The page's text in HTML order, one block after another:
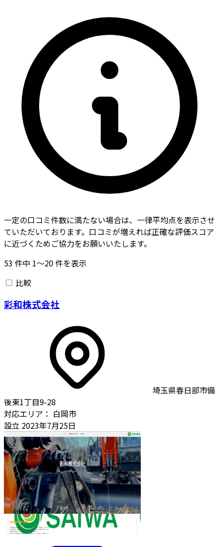
一定の口コミ件数に満たない場合は、一律平均点を表示させ
ていただいております。口コミが増えれば正確な評価スコア
に近づくためご協力をお願いいたします。
53 件中 1〜20件を表示
比較
彩和株式会社
埼玉県春日部市備
後東1丁目9-28
対応エリア： 白岡市
設立 2023年7月25日